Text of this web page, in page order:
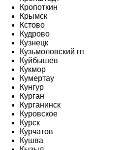
Кропоткин
Крымск
Кстово
Кудрово
Кузнецк
Кузьмоловский гп
Куйбышев
Кукмор
Кумертау
Кунгур
Курган
Курганинск
Куровское
Курск
Курчатов
Кушва